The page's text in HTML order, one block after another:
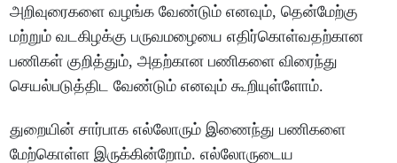
அறிவுரைகளை வழங்க வேண்டும் எனவும், தென்மேற்கு
மற்றும் வடகிழக்கு பருவமழையை எதிர்கொள்வதற்கான
பணிகள் குறித்தும், அதற்கான பணிகளை விரைந்து
செயல்படுத்திட வேண்டும் எனவும் கூறியுள்ளோம்.
துறையின் சார்பாக எல்லோரும் இணைந்து பணிகளை
மேற்கொள்ள இருக்கின்றோம். எல்லோருடைய